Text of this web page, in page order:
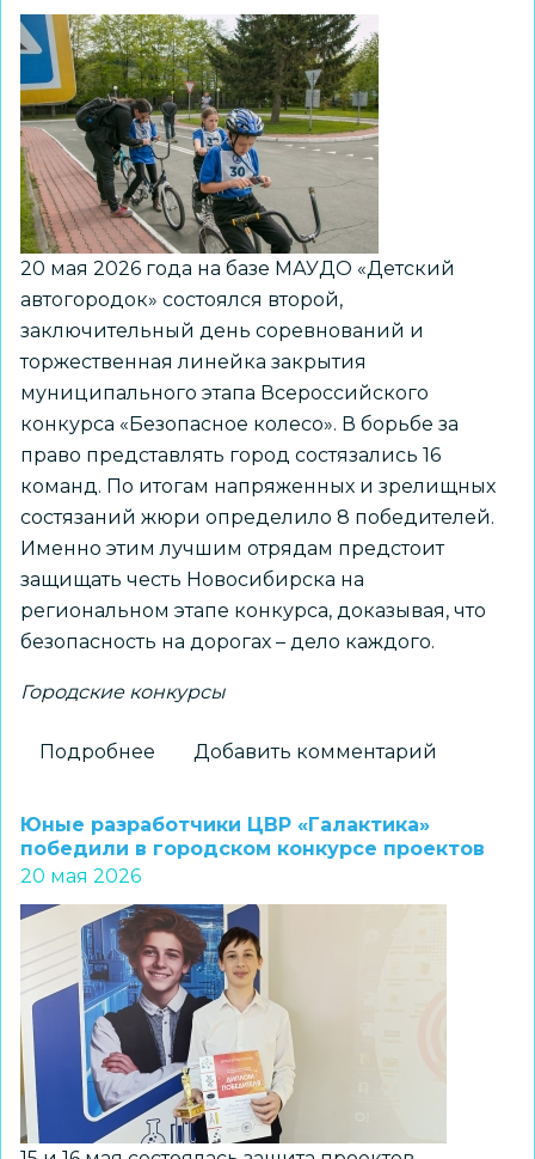
коллективов
«Мы
–
команда!»
20 мая 2026 года на базе МАУДО «Детский
автогородок» состоялся второй,
заключительный день соревнований и
торжественная линейка закрытия
муниципального этапа Всероссийского
конкурса «Безопасное колесо». В борьбе за
право представлять город состязались 16
команд. По итогам напряженных и зрелищных
состязаний жюри определило 8 победителей.
Именно этим лучшим отрядам предстоит
защищать честь Новосибирска на
региональном этапе конкурса, доказывая, что
безопасность на дорогах – дело каждого.
Городские конкурсы
Подробнее
прямая
муниципального
Всероссийского
конкурса
«Безопасное
колесо
–
2026»
Добавить комментарий
Юные разработчики ЦВР «Галактика»
победили в городском конкурсе проектов
20 мая 2026